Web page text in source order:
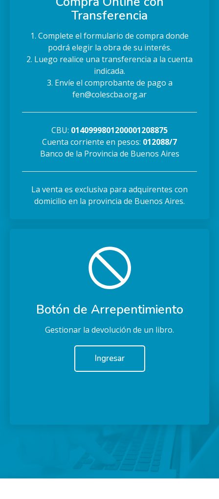
Transferencia
1. Complete el formulario de compra donde
podrá elegir la obra de su interés.
2. Luego realice una transferencia a la cuenta
indicada.
3. Envíe el comprobante de pago a
fen@colescba.org.ar
CBU: 0140999801200001208875
Cuenta corriente en pesos: 012088/7
Banco de la Provincia de Buenos Aires
La venta es exclusiva para adquirentes con
domicilio en la provincia de Buenos Aires.
Botón de Arrepentimiento
Gestionar la devolución de un libro.
Ingresar